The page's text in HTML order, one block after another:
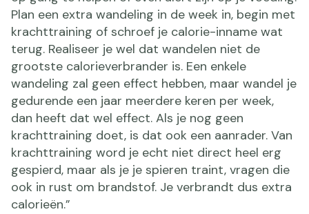
Plan een extra wandeling in de week in, begin met
krachttraining of schroef je calorie-inname wat
terug. Realiseer je wel dat wandelen niet de
grootste calorieverbrander is. Een enkele
wandeling zal geen effect hebben, maar wandel je
gedurende een jaar meerdere keren per week,
dan heeft dat wel effect. Als je nog geen
krachttraining doet, is dat ook een aanrader. Van
krachttraining word je echt niet direct heel erg
gespierd, maar als je je spieren traint, vragen die
ook in rust om brandstof. Je verbrandt dus extra
calorieën.”